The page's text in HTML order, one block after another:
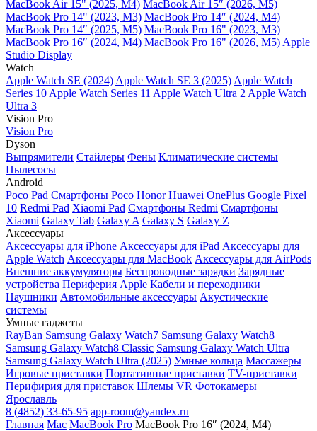
MacBook Air 15" (2025, M4) MacBook Air 15″ (2026, M5)
MacBook Pro 14" (2023, M3) MacBook Pro 14″ (2024, M4)
MacBook Pro 14″ (2025, M5) MacBook Pro 16" (2023, M3)
MacBook Pro 16″ (2024, M4) MacBook Pro 16" (2026, M5) Apple
Studio Display
Watch
Apple Watch SE (2024) Apple Watch SE 3 (2025) Apple Watch
Series 10 Apple Watch Series 11 Apple Watch Ultra 2 Apple Watch
Ultra 3
Vision Pro
Vision Pro
Dyson
Выпрямители Стайлеры Фены Климатические системы
Пылесосы
Android
Poco Pad Смартфоны Poco Honor Huawei OnePlus Google Pixel
10 Redmi Pad Xiaomi Pad Смартфоны Redmi Смартфоны
Xiaomi Galaxy Tab Galaxy A Galaxy S Galaxy Z
Аксессуары
Аксессуары для iPhone Аксессуары для iPad Аксессуары для
Apple Watch Аксессуары для MacBook Аксессуары для AirPods
Внешние аккумуляторы Беспроводные зарядки Зарядные
устройства Периферия Apple Кабели и переходники
Наушники Автомобильные аксессуары Акустические
системы
Умные гаджеты
RayBan Samsung Galaxy Watch7 Samsung Galaxy Watch8
Samsung Galaxy Watch8 Classic Samsung Galaxy Watch Ultra
Samsung Galaxy Watch Ultra (2025) Умные кольца Массажеры
Игровые приставки Портативные приставки TV-приставки
Перифирия для приставок Шлемы VR Фотокамеры
Ярославль
8 (4852) 33-65-95 app-room@yandex.ru
Главная Mac MacBook Pro MacBook Pro 16″ (2024, M4)